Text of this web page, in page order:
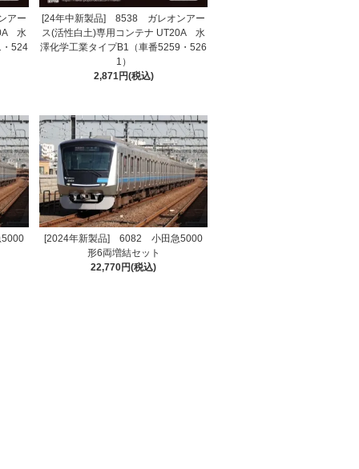
アー
水
524
[24年中新製品] 8538 ガレオンアー
ス(活性白土)専用コンテナ UT20A 水
澤化学工業タイプB1（車番5259・526
1）
2,871円(税込)
[2024年新製品] 6082 小田急5000
形6両増結セット
22,770円(税込)